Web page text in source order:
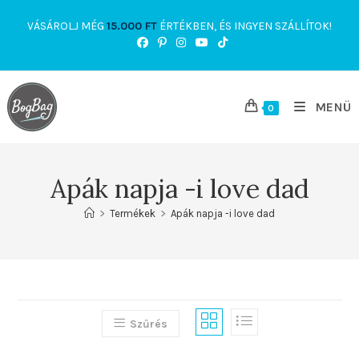
VÁSÁROLJ MÉG 15.000 FT ÉRTÉKBEN, ÉS INGYEN SZÁLLÍTOK!
0 MENÜ
Apák napja -i love dad
> Termékek > Apák napja -i love dad
Szűrés